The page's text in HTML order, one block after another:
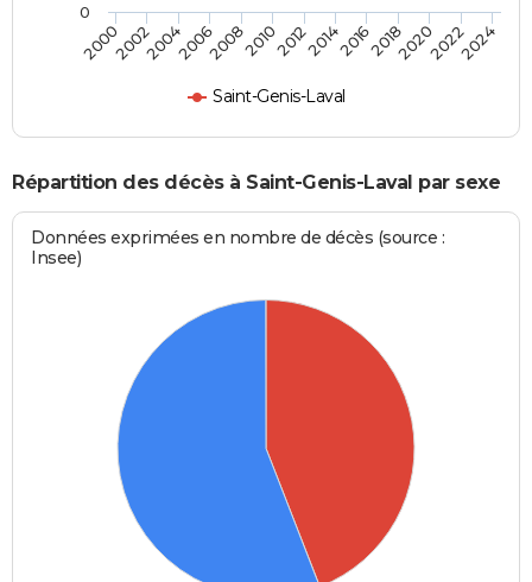
Saint-Genis-Laval
2000200220042006200820102012201420162018202020222024
0
Répartition des décès à Saint-Genis-Laval par sexe
Données exprimées en nombre de décès (source :
Insee)